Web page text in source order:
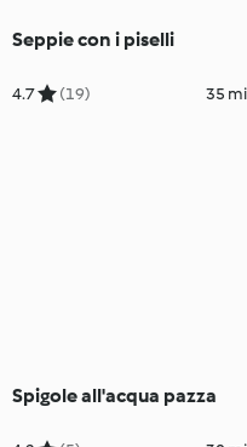
Seppie con i piselli
4.7 (19) 35
Spigole all'acqua pazza